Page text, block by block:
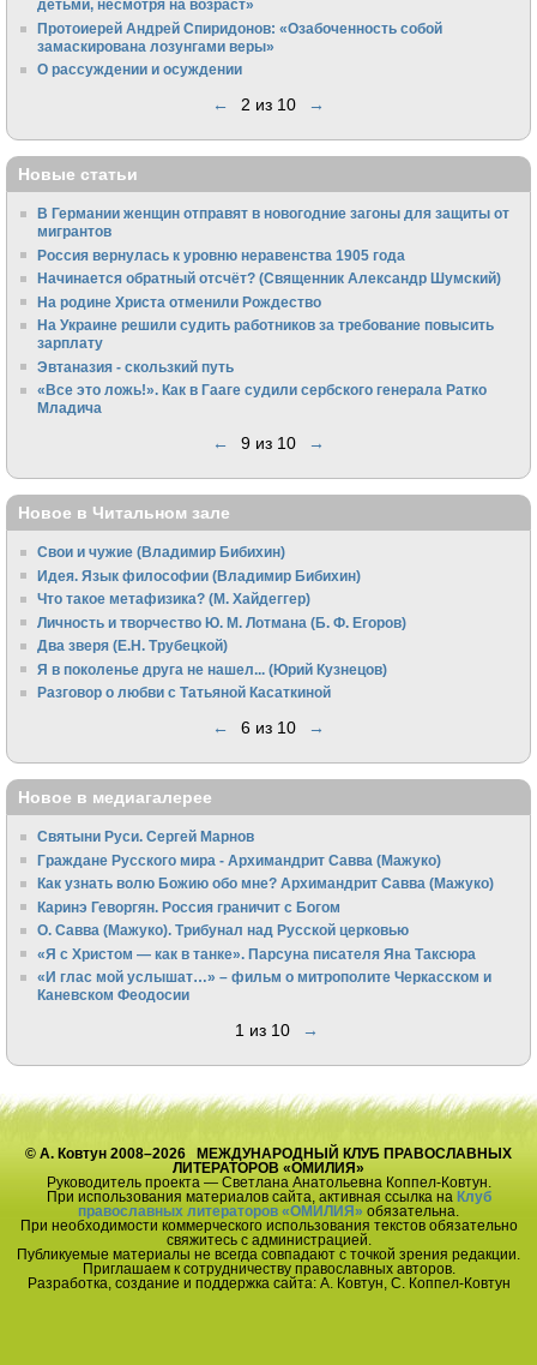
детьми, несмотря на возраст»
Протоиерей Андрей Спиридонов: «Озабоченность собой
замаскирована лозунгами веры»
О рассуждении и осуждении
← 2 из 10 →
Новые статьи
В Германии женщин отправят в новогодние загоны для защиты от
мигрантов
Россия вернулась к уровню неравенства 1905 года
Начинается обратный отсчёт? (Священник Александр Шумский)
На родине Христа отменили Рождество
На Украине решили судить работников за требование повысить
зарплату
Эвтаназия - скользкий путь
«Все это ложь!». Как в Гааге судили сербского генерала Ратко
Младича
← 9 из 10 →
Новое в Читальном зале
Свои и чужие (Владимир Бибихин)
Идея. Язык философии (Владимир Бибихин)
Что такое метафизика? (М. Хайдеггер)
Личность и творчество Ю. М. Лотмана (Б. Ф. Егоров)
Два зверя (Е.Н. Трубецкой)
Я в поколенье друга не нашел... (Юрий Кузнецов)
Разговор о любви с Татьяной Касаткиной
← 6 из 10 →
Новое в медиагалерее
Святыни Руси. Сергей Марнов
Граждане Русского мира - Архимандрит Савва (Мажуко)
Как узнать волю Божию обо мне? Архимандрит Савва (Мажуко)
Каринэ Геворгян. Россия граничит с Богом
О. Савва (Мажуко). Трибунал над Русской церковью
«Я с Христом — как в танке». Парсуна писателя Яна Таксюра
«И глас мой услышат…» – фильм о митрополите Черкасском и
Каневском Феодосии
1 из 10 →
© А. Ковтун 2008–2026 МЕЖДУНАРОДНЫЙ КЛУБ ПРАВОСЛАВНЫХ
ЛИТЕРАТОРОВ «ОМИЛИЯ»
Руководитель проекта — Светлана Анатольевна Коппел-Ковтун.
При использования материалов сайта, активная ссылка на Клуб
православных литераторов «ОМИЛИЯ» обязательна.
При необходимости коммерческого использования текстов обязательно
свяжитесь с администрацией.
Публикуемые материалы не всегда совпадают с точкой зрения редакции.
Приглашаем к сотрудничеству православных авторов.
Разработка, создание и поддержка сайта: А. Ковтун, С. Коппел-Ковтун